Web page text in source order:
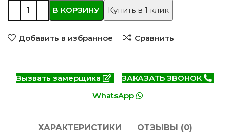
В КОРЗИНУ Купить в 1 клик
Добавить в избранное Сравнить
Вызвать замерщика
ЗАКАЗАТЬ ЗВОНОК
WhatsApp
ХАРАКТЕРИСТИКИ ОТЗЫВЫ (0)